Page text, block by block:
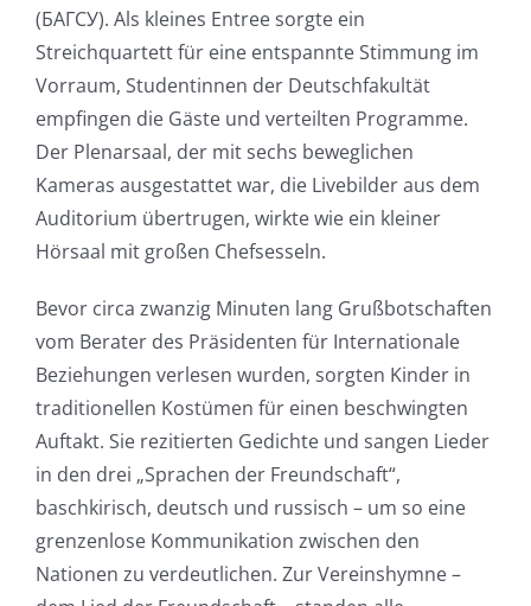
(БАГСУ). Als kleines Entree sorgte ein
Streichquartett für eine entspannte Stimmung im
Vorraum, Studentinnen der Deutschfakultät
empfingen die Gäste und verteilten Programme.
Der Plenarsaal, der mit sechs beweglichen
Kameras ausgestattet war, die Livebilder aus dem
Auditorium übertrugen, wirkte wie ein kleiner
Hörsaal mit großen Chefsesseln.
Bevor circa zwanzig Minuten lang Grußbotschaften
vom Berater des Präsidenten für Internationale
Beziehungen verlesen wurden, sorgten Kinder in
traditionellen Kostümen für einen beschwingten
Auftakt. Sie rezitierten Gedichte und sangen Lieder
in den drei „Sprachen der Freundschaft“,
baschkirisch, deutsch und russisch – um so eine
grenzenlose Kommunikation zwischen den
Nationen zu verdeutlichen. Zur Vereinshymne –